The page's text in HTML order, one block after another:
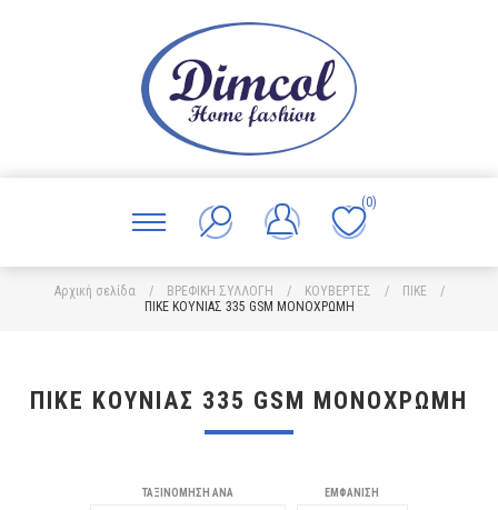
(0)
Αρχική σελίδα / ΒΡΕΦΙΚΗ ΣΥΛΛΟΓΗ / ΚΟΥΒΕΡΤΕΣ / ΠΙΚΕ
/
ΠΙΚΕ ΚΟΥΝΙΑΣ 335 GSM ΜΟΝΟΧΡΩΜΗ
ΠΙΚΕ ΚΟΥΝΙΑΣ 335 GSM ΜΟΝΟΧΡΩΜΗ
ΤΑΞΙΝΌΜΗΣΗ ΑΝΆ ΕΜΦΆΝΙΣΗ